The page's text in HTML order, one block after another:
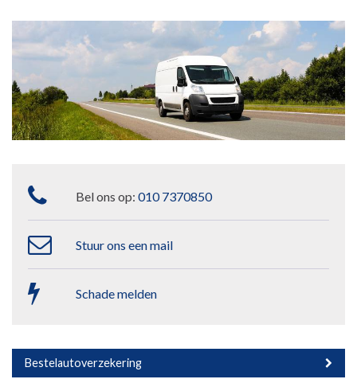
Bel ons op: 010 7370850
Stuur ons een mail
Schade melden
Bestelautoverzekering